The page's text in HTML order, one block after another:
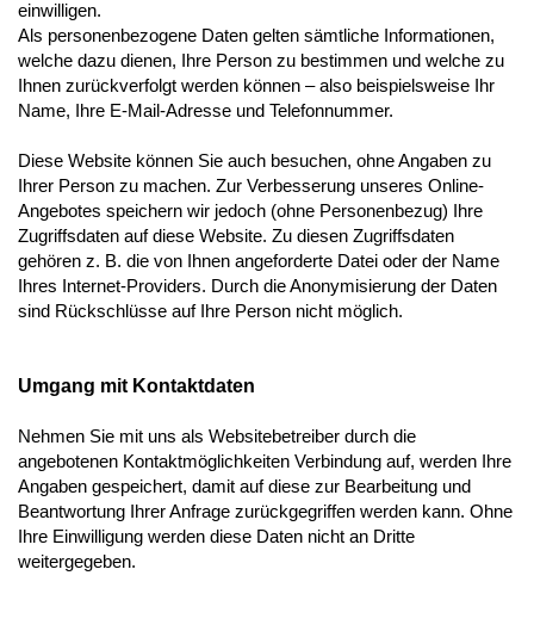
einwilligen.
Als personenbezogene Daten gelten sämtliche Informationen,
welche dazu dienen, Ihre Person zu bestimmen und welche zu
Ihnen zurückverfolgt werden können – also beispielsweise Ihr
Name, Ihre E-Mail-Adresse und Telefonnummer.
Diese Website können Sie auch besuchen, ohne Angaben zu
Ihrer Person zu machen. Zur Verbesserung unseres Online-
Angebotes speichern wir jedoch (ohne Personenbezug) Ihre
Zugriffsdaten auf diese Website. Zu diesen Zugriffsdaten
gehören z. B. die von Ihnen angeforderte Datei oder der Name
Ihres Internet-Providers. Durch die Anonymisierung der Daten
sind Rückschlüsse auf Ihre Person nicht möglich.
Umgang mit Kontaktdaten
Nehmen Sie mit uns als Websitebetreiber durch die
angebotenen Kontaktmöglichkeiten Verbindung auf, werden Ihre
Angaben gespeichert, damit auf diese zur Bearbeitung und
Beantwortung Ihrer Anfrage zurückgegriffen werden kann. Ohne
Ihre Einwilligung werden diese Daten nicht an Dritte
weitergegeben.